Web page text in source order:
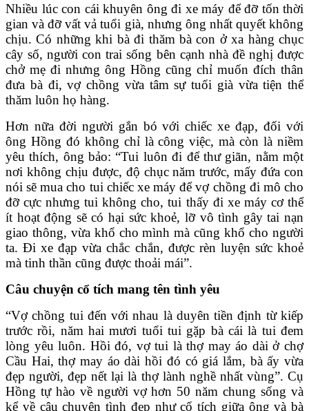
Nhiều lúc con cái khuyên ông đi xe máy để đỡ tốn thời
gian và đỡ vất vả tuổi già, nhưng ông nhất quyết không
chịu. Có những khi bà đi thăm bà con ở xa hàng chục
cây số, người con trai sống bên cạnh nhà đề nghị được
chở mẹ đi nhưng ông Hồng cũng chỉ muốn đích thân
đưa bà đi, vợ chồng vừa tâm sự tuổi già vừa tiện thể
thăm luôn họ hàng.
Hơn nữa đời người gắn bó với chiếc xe đạp, đối với
ông Hồng đó không chỉ là công việc, mà còn là niềm
yêu thích, ông bảo: “Tui luôn đi để thư giãn, nằm một
nơi không chịu được, độ chục năm trước, mấy đứa con
nói sẽ mua cho tui chiếc xe máy để vợ chồng đi mô cho
đỡ cực nhưng tui không cho, tui thấy đi xe máy cơ thể
ít hoạt động sẽ có hại sức khoẻ, lỡ vô tình gây tai nạn
giao thông, vừa khổ cho mình mà cũng khổ cho người
ta. Đi xe đạp vừa chắc chắn, được rèn luyện sức khoẻ
mà tinh thần cũng được thoải mái”.
Câu chuyện cổ tích mang tên tình yêu
“Vợ chồng tui đến với nhau là duyên tiền định từ kiếp
trước rồi, năm hai mươi tuổi tui gặp bà cái là tui đem
lòng yêu luôn. Hồi đó, vợ tui là thợ may áo dài ở chợ
Cầu Hai, thợ may áo dài hồi đó có giá lắm, bà ấy vừa
đẹp người, đẹp nết lại là thợ lành nghề nhất vùng”. Cụ
Hồng tự hào về người vợ hơn 50 năm chung sống và
kể về câu chuyện tình đẹp như cổ tích giữa ông và bà